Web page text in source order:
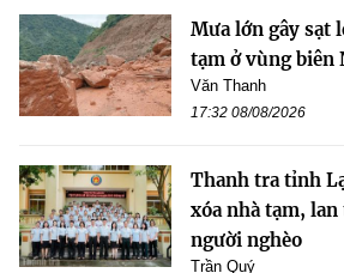
Mưa lớn gây sạt
tạm ở vùng biên
Văn Thanh
17:32 08/08/2026
Thanh tra tỉnh
xóa nhà tạm,
người nghèo
Trần Quý